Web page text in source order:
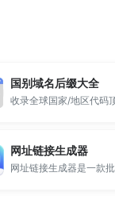
国别域名后缀大全
网址链接生成器